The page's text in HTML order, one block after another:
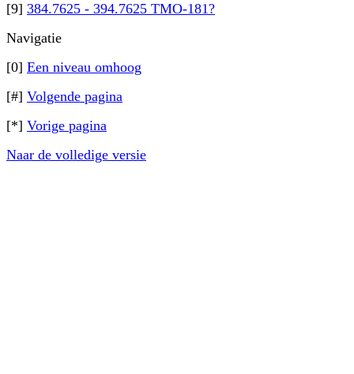
[9] 384.7625 - 394.7625 TMO-181?
Navigatie
[0] Een niveau omhoog
[#] Volgende pagina
[*] Vorige pagina
Naar de volledige versie